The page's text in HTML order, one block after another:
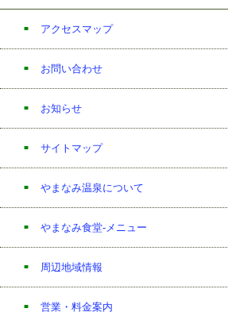
アクセスマップ
お問い合わせ
お知らせ
サイトマップ
やまなみ温泉について
やまなみ食堂-メニュー
周辺地域情報
営業・料金案内